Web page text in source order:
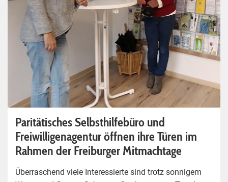
Paritätisches Selbsthilfebüro und
Freiwilligenagentur öffnen ihre Türen im
Rahmen der Freiburger Mitmachtage
Überraschend viele Interessierte sind trotz sonnigem